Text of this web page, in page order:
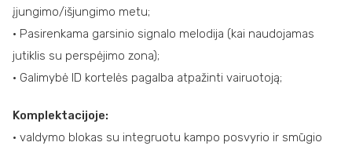
įjungimo/išjungimo metu;
• Pasirenkama garsinio signalo melodija (kai naudojamas
jutiklis su perspėjimo zona);
• Galimybė ID kortelės pagalba atpažinti vairuotoją;
Komplektacijoje:
• valdymo blokas su integruotu kampo posvyrio ir smūgio